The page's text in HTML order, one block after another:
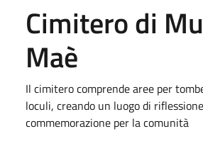
Cimitero di
Maè
Il cimitero comprende aree per
loculi, creando un luogo di
commemorazione per la comunità